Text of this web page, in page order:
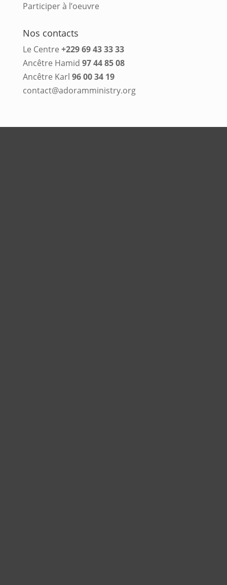
Participer à l’oeuvre
Nos contacts
Le Centre +229 69 43 33 33
Ancêtre Hamid 97 44 85 08
Ancêtre Karl 96 00 34 19
contact@adoramministry.org